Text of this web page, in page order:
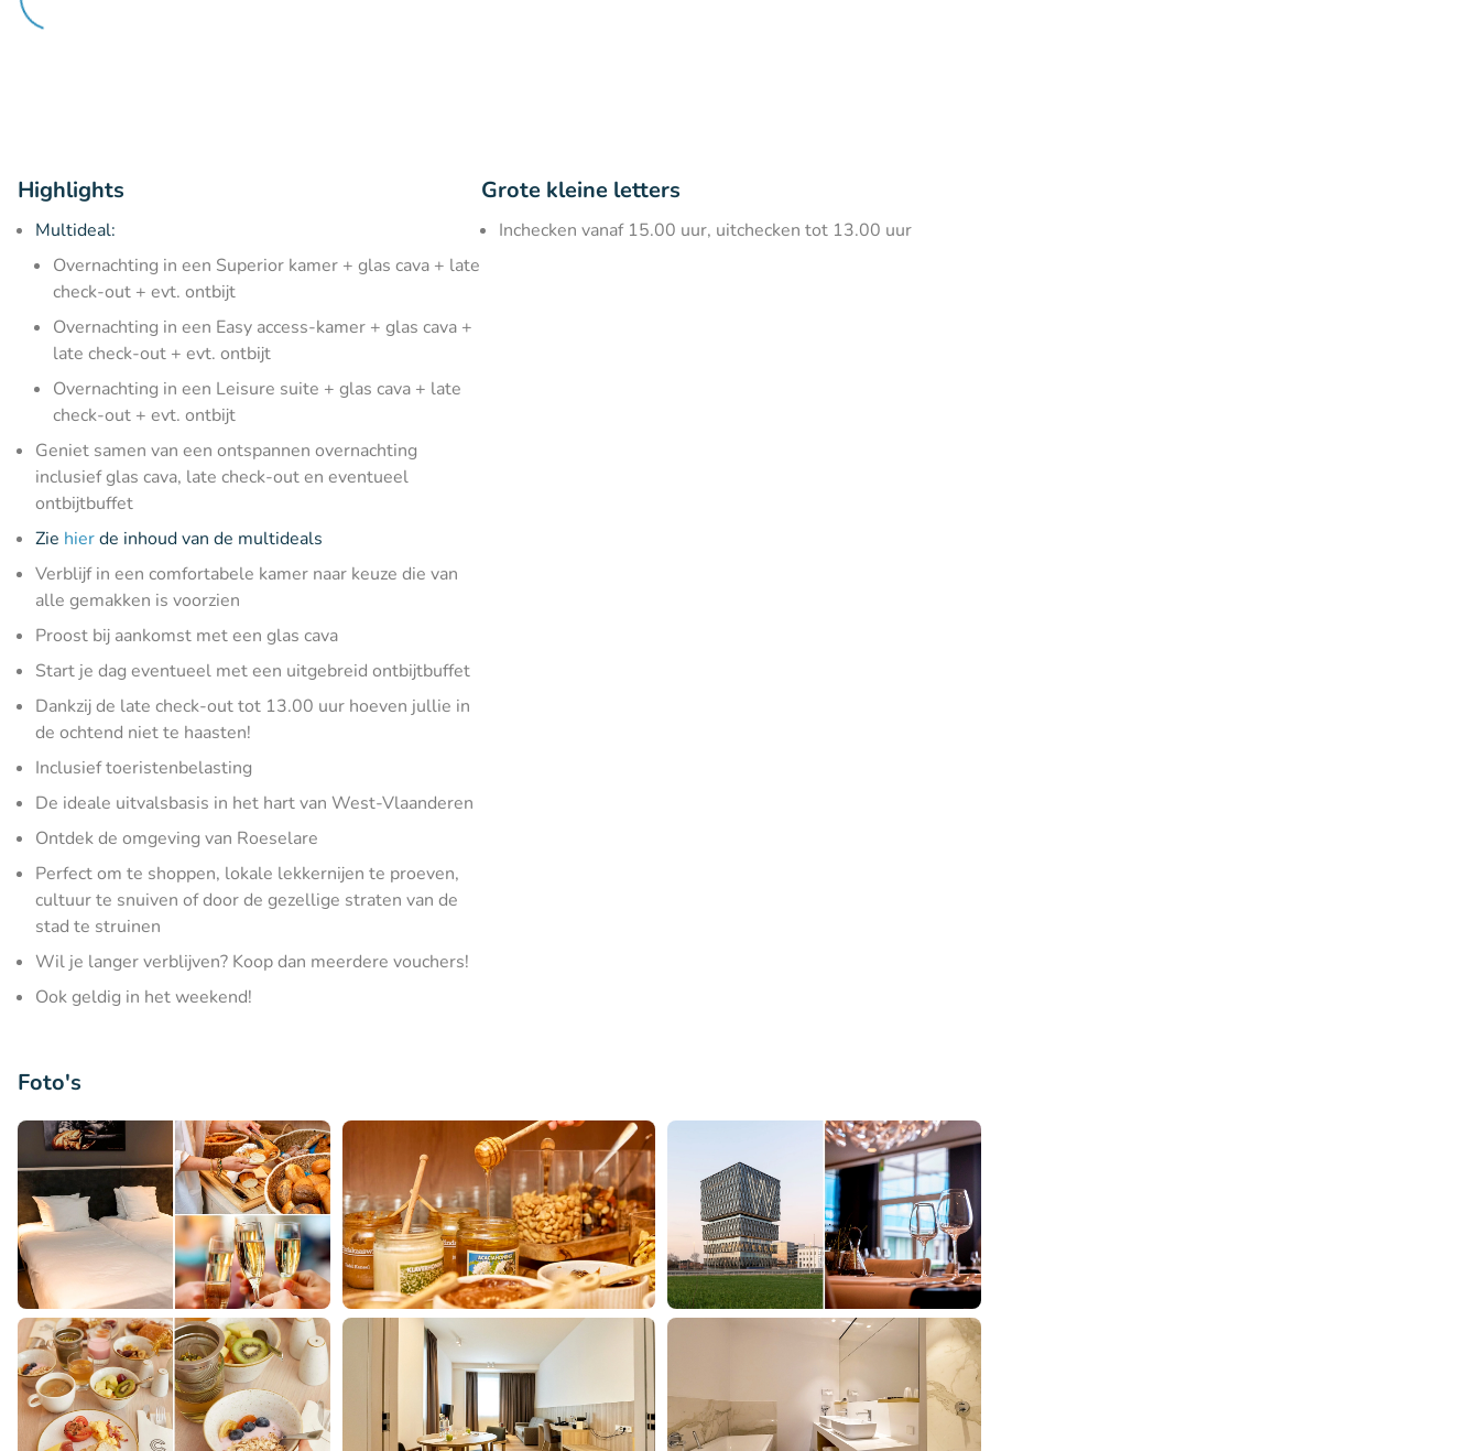
Highlights
Multideal:
Overnachting in een Superior kamer + glas cava + late
check-out + evt. ontbijt
Overnachting in een Easy access-kamer + glas cava +
late check-out + evt. ontbijt
Overnachting in een Leisure suite + glas cava + late
check-out + evt. ontbijt
Geniet samen van een ontspannen overnachting
inclusief glas cava, late check-out en eventueel
ontbijtbuffet
Zie hierde inhoud van de multideals
Verblijf in een comfortabele kamer naar keuze die van
alle gemakken is voorzien
Proost bij aankomst met een glas cava
Start je dag eventueel met een uitgebreid ontbijtbuffet
Dankzij de late check-out tot 13.00 uur hoeven jullie in
de ochtend niet te haasten!
Inclusief toeristenbelasting
De ideale uitvalsbasis in het hart van West-Vlaanderen
Ontdek de omgeving van Roeselare
Perfect om te shoppen, lokale lekkernijen te proeven,
cultuur te snuiven of door de gezellige straten van de
stad te struinen
Wil je langer verblijven? Koop dan meerdere vouchers!
Ook geldig in het weekend!
Grote kleine letters
Inchecken vanaf 15.00 uur, uitchecken tot 13.00 uur
Foto's